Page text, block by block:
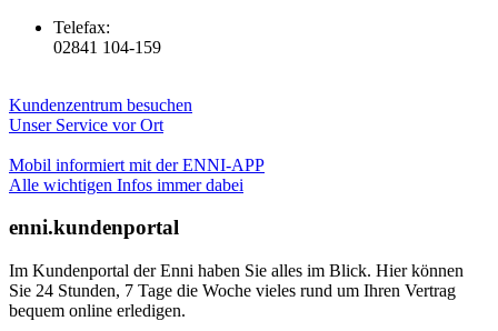
Telefax:
02841 104-159
Kundenzentrum besuchen
Unser Service vor Ort
Mobil informiert mit der ENNI-APP
Alle wichtigen Infos immer dabei
enni.kundenportal
Im Kundenportal der Enni haben Sie alles im Blick. Hier können
Sie 24 Stunden, 7 Tage die Woche vieles rund um Ihren Vertrag
bequem online erledigen.